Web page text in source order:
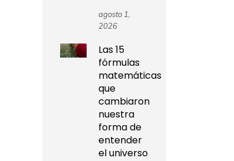
agosto 1,
2026
Las 15
fórmulas
matemáticas
que
cambiaron
nuestra
forma de
entender
el universo